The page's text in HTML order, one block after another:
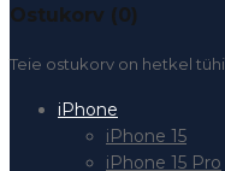
Ostukorv (0)
Teie ostukorv on hetkel tühi
iPhone
iPhone 15
iPhone 15 Pro